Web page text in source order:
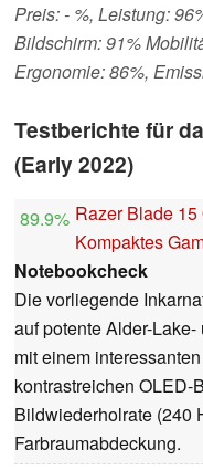
Preis: - %, Leistung:
Bildschirm: 91%
Ergonomie: 86%,
Testberichte für
(Early 2022)
89.9% Razer Blade 15
Kompaktes
Notebookcheck
Die vorliegende
auf potente Alder-
mit einem
kontrastreichen OLED-
Bildwiederholrate (240
Farbraumabdeckung.